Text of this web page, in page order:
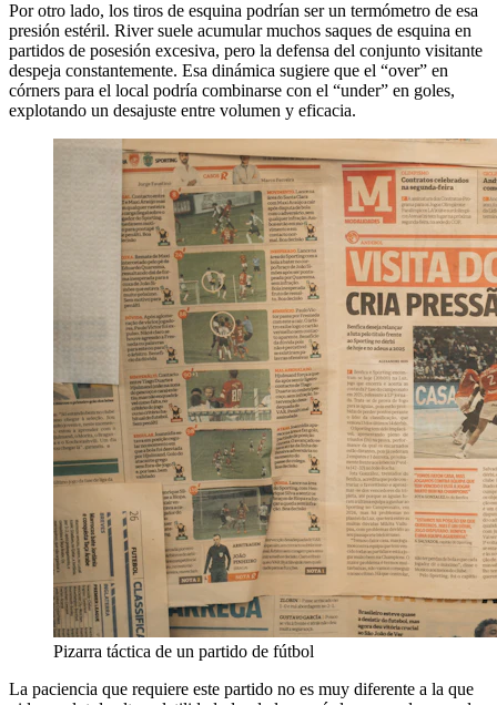
Por otro lado, los tiros de esquina podrían ser un termómetro de esa
presión estéril. River suele acumular muchos saques de esquina en
partidos de posesión excesiva, pero la defensa del conjunto visitante
despeja constantemente. Esa dinámica sugiere que el “over” en
córners para el local podría combinarse con el “under” en goles,
explotando un desajuste entre volumen y eficacia.
Pizarra táctica de un partido de fútbol
La paciencia que requiere este partido no es muy diferente a la que